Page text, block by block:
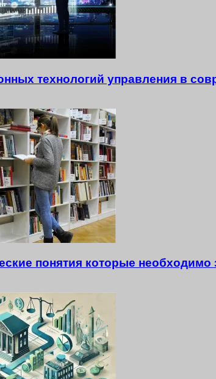
технологий управления в
понятия которые необходимо